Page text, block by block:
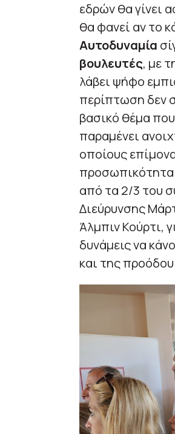
εδρών θα γίνει
θα φανεί αν το
Αυτοδυναμία
βουλευτές, με
λάβει ψήφο
περίπτωση δεν
βασικό θέμα
παραμένει
οποίους
προσωπικότητα
από τα 2/3 του
Διεύρυνσης
Άλμπιν Κούρτι,
δυνάμεις να
και της